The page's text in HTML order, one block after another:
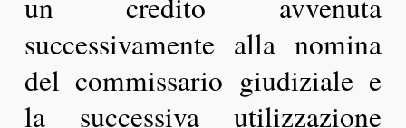
successivamente alla nomina
del commissario giudiziale e
la successiva utilizzazione